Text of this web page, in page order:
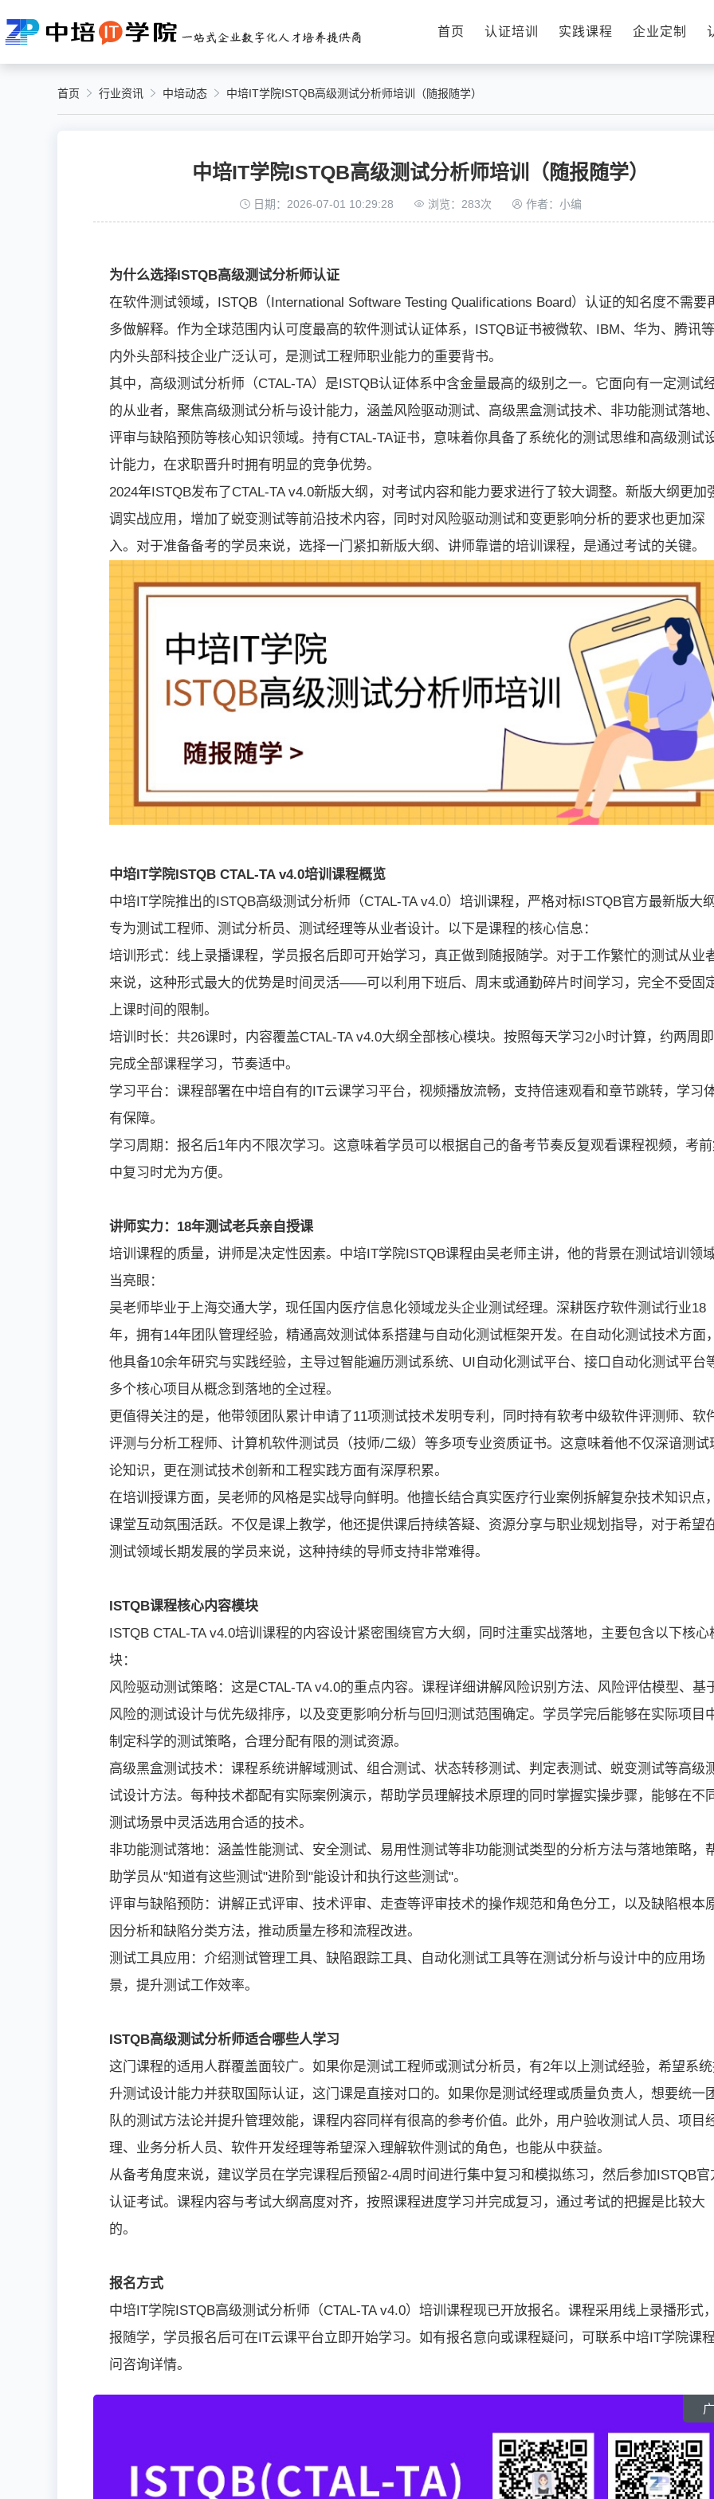
首页 认证培训 实践课程 企业定制
首页 行业资讯 中培动态 中培IT学院ISTQB高级测试分析师培训（随报随学）
中培IT学院ISTQB高级测试分析师培训（随报随学）
日期：2026-07-01 10:29:28 浏览：283次 作者：小编
为什么选择ISTQB高级测试分析师认证
在软件测试领域，ISTQB（International Software Testing Qualifications Board）认证的知名度不需要
多做解释。作为全球范围内认可度最高的软件测试认证体系，ISTQB证书被微软、IBM、华为、腾讯
内外头部科技企业广泛认可，是测试工程师职业能力的重要背书。
其中，高级测试分析师（CTAL-TA）是ISTQB认证体系中含金量最高的级别之一。它面向有一定测试
的从业者，聚焦高级测试分析与设计能力，涵盖风险驱动测试、高级黑盒测试技术、非功能测试落地、
评审与缺陷预防等核心知识领域。持有CTAL-TA证书，意味着你具备了系统化的测试思维和高级测试
计能力，在求职晋升时拥有明显的竞争优势。
2024年ISTQB发布了CTAL-TA v4.0新版大纲，对考试内容和能力要求进行了较大调整。新版大纲更加
调实战应用，增加了蜕变测试等前沿技术内容，同时对风险驱动测试和变更影响分析的要求也更加深
入。对于准备备考的学员来说，选择一门紧扣新版大纲、讲师靠谱的培训课程，是通过考试的关键。
中培IT学院ISTQB CTAL-TA v4.0培训课程概览
中培IT学院推出的ISTQB高级测试分析师（CTAL-TA v4.0）培训课程，严格对标ISTQB官方最新版大纲
专为测试工程师、测试分析员、测试经理等从业者设计。以下是课程的核心信息：
培训形式：线上录播课程，学员报名后即可开始学习，真正做到随报随学。对于工作繁忙的测试从业
来说，这种形式最大的优势是时间灵活——可以利用下班后、周末或通勤碎片时间学习，完全不受固
上课时间的限制。
培训时长：共26课时，内容覆盖CTAL-TA v4.0大纲全部核心模块。按照每天学习2小时计算，约两周
完成全部课程学习，节奏适中。
学习平台：课程部署在中培自有的IT云课学习平台，视频播放流畅，支持倍速观看和章节跳转，学习
有保障。
学习周期：报名后1年内不限次学习。这意味着学员可以根据自己的备考节奏反复观看课程视频，考
中复习时尤为方便。
讲师实力：18年测试老兵亲自授课
培训课程的质量，讲师是决定性因素。中培IT学院ISTQB课程由吴老师主讲，他的背景在测试培训领
当亮眼：
吴老师毕业于上海交通大学，现任国内医疗信息化领域龙头企业测试经理。深耕医疗软件测试行业18
年，拥有14年团队管理经验，精通高效测试体系搭建与自动化测试框架开发。在自动化测试技术方面，
他具备10余年研究与实践经验，主导过智能遍历测试系统、UI自动化测试平台、接口自动化测试平台
多个核心项目从概念到落地的全过程。
更值得关注的是，他带领团队累计申请了11项测试技术发明专利，同时持有软考中级软件评测师、软
评测与分析工程师、计算机软件测试员（技师/二级）等多项专业资质证书。这意味着他不仅深谙测试
论知识，更在测试技术创新和工程实践方面有深厚积累。
在培训授课方面，吴老师的风格是实战导向鲜明。他擅长结合真实医疗行业案例拆解复杂技术知识点，
课堂互动氛围活跃。不仅是课上教学，他还提供课后持续答疑、资源分享与职业规划指导，对于希望
测试领域长期发展的学员来说，这种持续的导师支持非常难得。
ISTQB课程核心内容模块
ISTQB CTAL-TA v4.0培训课程的内容设计紧密围绕官方大纲，同时注重实战落地，主要包含以下核心
块：
风险驱动测试策略：这是CTAL-TA v4.0的重点内容。课程详细讲解风险识别方法、风险评估模型、基
风险的测试设计与优先级排序，以及变更影响分析与回归测试范围确定。学员学完后能够在实际项目
制定科学的测试策略，合理分配有限的测试资源。
高级黑盒测试技术：课程系统讲解域测试、组合测试、状态转移测试、判定表测试、蜕变测试等高级
试设计方法。每种技术都配有实际案例演示，帮助学员理解技术原理的同时掌握实操步骤，能够在不
测试场景中灵活选用合适的技术。
非功能测试落地：涵盖性能测试、安全测试、易用性测试等非功能测试类型的分析方法与落地策略，
助学员从"知道有这些测试"进阶到"能设计和执行这些测试"。
评审与缺陷预防：讲解正式评审、技术评审、走查等评审技术的操作规范和角色分工，以及缺陷根本
因分析和缺陷分类方法，推动质量左移和流程改进。
测试工具应用：介绍测试管理工具、缺陷跟踪工具、自动化测试工具等在测试分析与设计中的应用场
景，提升测试工作效率。
ISTQB高级测试分析师适合哪些人学习
这门课程的适用人群覆盖面较广。如果你是测试工程师或测试分析员，有2年以上测试经验，希望系
升测试设计能力并获取国际认证，这门课是直接对口的。如果你是测试经理或质量负责人，想要统一
队的测试方法论并提升管理效能，课程内容同样有很高的参考价值。此外，用户验收测试人员、项目
理、业务分析人员、软件开发经理等希望深入理解软件测试的角色，也能从中获益。
从备考角度来说，建议学员在学完课程后预留2-4周时间进行集中复习和模拟练习，然后参加ISTQB官
认证考试。课程内容与考试大纲高度对齐，按照课程进度学习并完成复习，通过考试的把握是比较大
的。
报名方式
中培IT学院ISTQB高级测试分析师（CTAL-TA v4.0）培训课程现已开放报名。课程采用线上录播形式
报随学，学员报名后可在IT云课平台立即开始学习。如有报名意向或课程疑问，可联系中培IT学院课
问咨询详情。